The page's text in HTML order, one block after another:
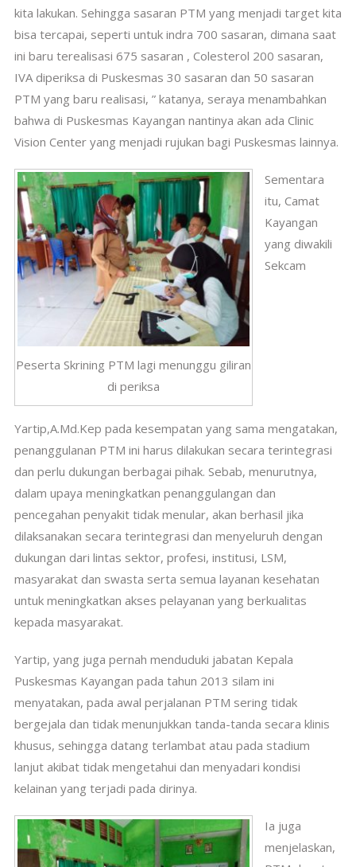
kita lakukan. Sehingga sasaran PTM yang menjadi target kita
bisa tercapai, seperti untuk indra 700 sasaran, dimana saat
ini baru terealisasi 675 sasaran , Colesterol 200 sasaran,
IVA diperiksa di Puskesmas 30 sasaran dan 50 sasaran
PTM yang baru realisasi, ” katanya, seraya menambahkan
bahwa di Puskesmas Kayangan nantinya akan ada Clinic
Vision Center yang menjadi rujukan bagi Puskesmas lainnya.
Peserta Skrining PTM lagi menunggu giliran
di periksa
Sementara
itu, Camat
Kayangan
yang diwakili
Sekcam
Yartip,A.Md.Kep pada kesempatan yang sama mengatakan,
penanggulanan PTM ini harus dilakukan secara terintegrasi
dan perlu dukungan berbagai pihak. Sebab, menurutnya,
dalam upaya meningkatkan penanggulangan dan
pencegahan penyakit tidak menular, akan berhasil jika
dilaksanakan secara terintegrasi dan menyeluruh dengan
dukungan dari lintas sektor, profesi, institusi, LSM,
masyarakat dan swasta serta semua layanan kesehatan
untuk meningkatkan akses pelayanan yang berkualitas
kepada masyarakat.
Yartip, yang juga pernah menduduki jabatan Kepala
Puskesmas Kayangan pada tahun 2013 silam ini
menyatakan, pada awal perjalanan PTM sering tidak
bergejala dan tidak menunjukkan tanda-tanda secara klinis
khusus, sehingga datang terlambat atau pada stadium
lanjut akibat tidak mengetahui dan menyadari kondisi
kelainan yang terjadi pada dirinya.
Ia juga
menjelaskan,